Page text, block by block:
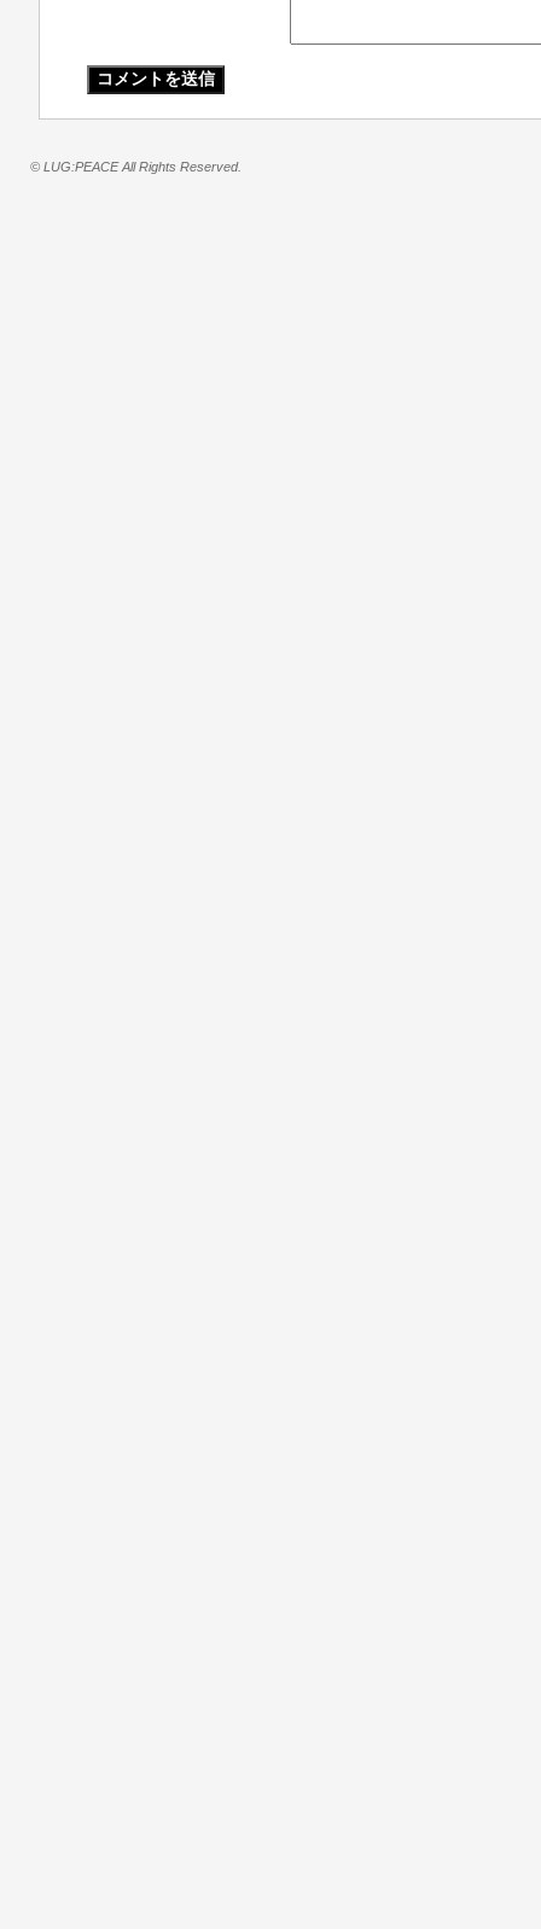
© LUG:PEACE All Rights Reserved.